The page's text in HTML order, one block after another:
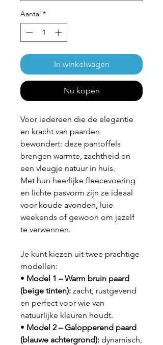
Aantal *
In winkelwagen
Nu kopen
Voor iedereen die de elegantie
en kracht van paarden
bewondert: deze pantoffels
brengen warmte, zachtheid en
een vleugje natuur in huis.
Met hun heerlijke fleecevoering
en lichte pasvorm zijn ze ideaal
voor koude avonden, luie
weekends of gewoon om jezelf
te verwennen.
Je kunt kiezen uit twee prachtige
modellen:
• Model 1 – Warm bruin paard
(beige tinten): zacht, rustgevend
en perfect voor wie van
natuurlijke kleuren houdt.
• Model 2 – Galopperend paard
(blauwe achtergrond): dynamisch,